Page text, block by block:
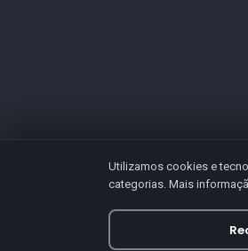
Utilizamos cookies e
categorias. Mais